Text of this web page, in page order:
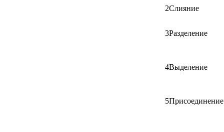
2Слияние
3Разделение
4Выделение
5Присоединение